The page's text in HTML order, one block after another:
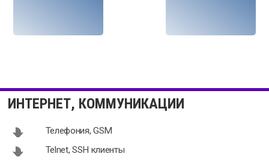
Client 1.6.0
для Android
для Android
ИНТЕРНЕТ, КОММУНИКАЦИИ
Телефония, GSM
Telnet, SSH клиенты